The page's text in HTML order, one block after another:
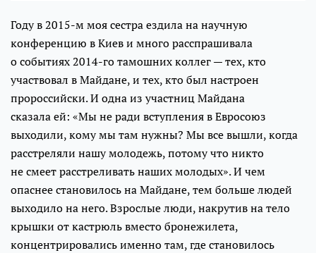
Году в 2015-м моя сестра ездила на научную
конференцию в Киев и много расспрашивала
о событиях 2014-го тамошних коллег — тех, кто
участвовал в Майдане, и тех, кто был настроен
пророссийски. И одна из участниц Майдана
сказала ей: «Мы не ради вступления в Евросоюз
выходили, кому мы там нужны? Мы все вышли, когда
расстреляли нашу молодежь, потому что никто
не смеет расстреливать наших молодых». И чем
опаснее становилось на Майдане, тем больше людей
выходило на него. Взрослые люди, накрутив на тело
крышки от кастрюль вместо бронежилета,
концентрировались именно там, где становилось